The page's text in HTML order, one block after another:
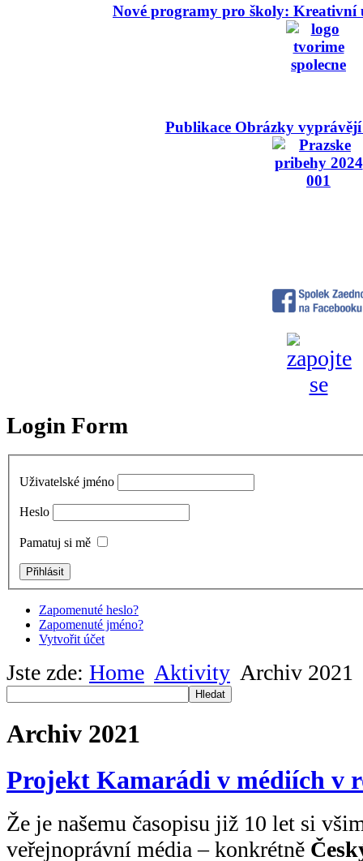
Nové programy pro školy: Kreativní
Publikace Obrázky
Login Form
Uživatelské jméno
Heslo
Pamatuj si mě
Zapomenuté heslo?
Zapomenuté jméno?
Vytvořit účet
Jste zde: Home Aktivity Archiv 2021
Hledat
Archiv 2021
Projekt Kamarádi v médiích v
Že je našemu časopisu již 10 let si
veřejnoprávní média – konkrétně